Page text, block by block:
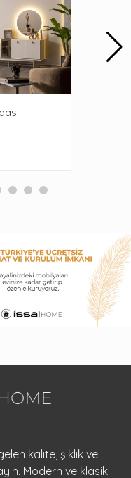
kalite, şıklık ve
Modern ve klasik